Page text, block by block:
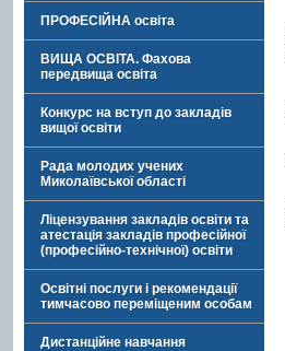
ПРОФЕСІЙНА освіта
ВИЩА ОСВІТА. Фахова
передвища освіта
Конкурс на вступ до закладів
вищої освіти
Рада молодих учених
Миколаївської області
Ліцензування закладів освіти та
атестація закладів професійної
(професійно-технічної) освіти
Освітні послуги і рекомендації
тимчасово переміщеним особам
Дистанційне навчання